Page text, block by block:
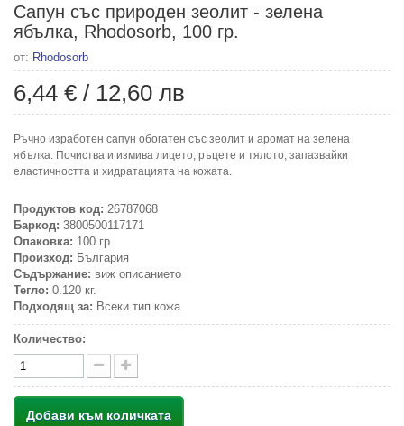
Сапун със природен зеолит - зелена
ябълка, Rhodosorb, 100 гр.
от: Rhodosorb
6,44 € / 12,60 лв
Ръчно изработен сапун обогатен със зеолит и аромат на зелена
ябълка. Почиства и измива лицето, ръцете и тялото, запазвайки
еластичността и хидратацията на кожата.
Продуктов код: 26787068
Баркод: 3800500117171
Опаковка: 100 гр.
Произход: България
Съдържание: виж описанието
Тегло: 0.120 кг.
Подходящ за: Всеки тип кожа
Количество:
Добави към количката